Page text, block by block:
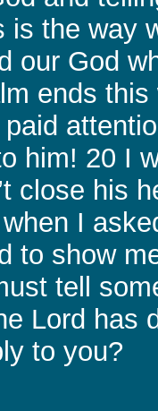
is the way
our God
ends this
him! 20 I
close his
I
to show
tell
Lord has
to you?